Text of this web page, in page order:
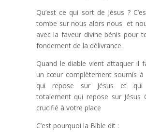
Qu’est ce qui sort de Jésus ?
tombe sur nous alors nous et
avec la faveur divine bénis pour
fondement de la délivrance.
Quand le diable vient attaquer il
un cœur complètement soumis
qui repose sur Jésus et qui
totalement qui repose sur Jésus
crucifié à votre place
C’est pourquoi la Bible dit :